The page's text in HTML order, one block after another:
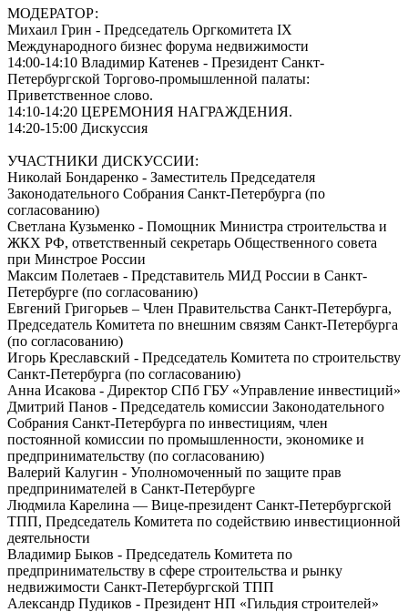
МОДЕРАТОР:
Михаил Грин - Председатель Оргкомитета IX
Международного бизнес форума недвижимости
14:00-14:10 Владимир Катенев - Президент Санкт-
Петербургской Торгово-промышленной палаты:
Приветственное слово.
14:10-14:20 ЦЕРЕМОНИЯ НАГРАЖДЕНИЯ.
14:20-15:00 Дискуссия
УЧАСТНИКИ ДИСКУССИИ:
Николай Бондаренко - Заместитель Председателя
Законодательного Собрания Санкт-Петербурга (по
согласованию)
Светлана Кузьменко - Помощник Министра строительства и
ЖКХ РФ, ответственный секретарь Общественного совета
при Минстрое России
Максим Полетаев - Представитель МИД России в Санкт-
Петербурге (по согласованию)
Евгений Григорьев – Член Правительства Санкт‑Петербурга,
Председатель Комитета по внешним связям Санкт-Петербурга
(по согласованию)
Игорь Креславский - Председатель Комитета по строительству
Санкт‑Петербурга (по согласованию)
Анна Исакова - Директор СПб ГБУ «Управление инвестиций»
Дмитрий Панов - Председатель комиссии Законодательного
Собрания Санкт-Петербурга по инвестициям, член
постоянной комиссии по промышленности, экономике и
предпринимательству (по согласованию)
Валерий Калугин - Уполномоченный по защите прав
предпринимателей в Санкт‑Петербурге
Людмила Карелина — Вице-президент Санкт-Петербургской
ТПП, Председатель Комитета по содействию инвестиционной
деятельности
Владимир Быков - Председатель Комитета по
предпринимательству в сфере строительства и рынку
недвижимости Санкт-Петербургской ТПП
Александр Пудиков - Президент НП «Гильдия строителей»